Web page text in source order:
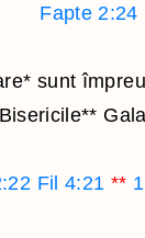
Fapte 2:24
* sunt
Bisericile**
Fil 4:21 **